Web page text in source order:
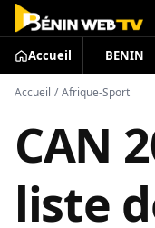
Accueil BENIN
Accueil / Afrique-Sport
CAN
liste